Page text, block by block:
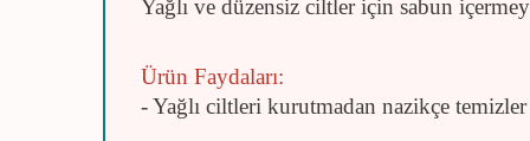
Yağlı ve düzensiz ciltler için sabun
Ürün Faydaları:
- Yağlı ciltleri kurutmadan nazikçe temizler